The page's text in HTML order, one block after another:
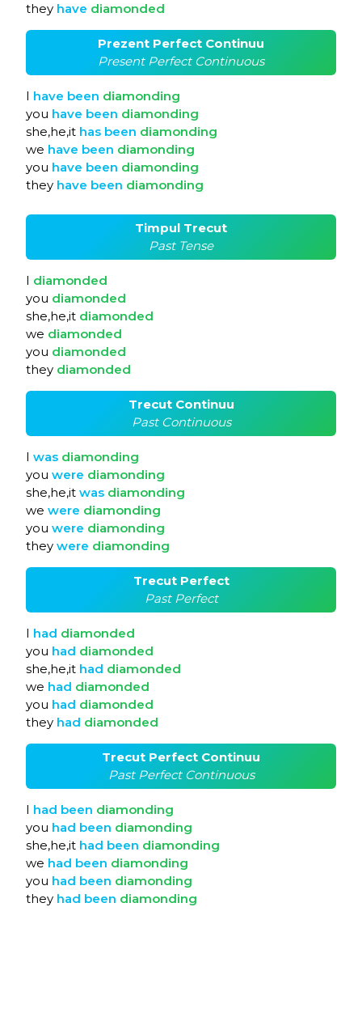
they have diamonded
Prezent Perfect Continuu
Present Perfect Continuous
I have been diamonding
you have been diamonding
she,he,it has been diamonding
we have been diamonding
you have been diamonding
they have been diamonding
Timpul Trecut
Past Tense
I diamonded
you diamonded
she,he,it diamonded
we diamonded
you diamonded
they diamonded
Trecut Continuu
Past Continuous
I was diamonding
you were diamonding
she,he,it was diamonding
we were diamonding
you were diamonding
they were diamonding
Trecut Perfect
Past Perfect
I had diamonded
you had diamonded
she,he,it had diamonded
we had diamonded
you had diamonded
they had diamonded
Trecut Perfect Continuu
Past Perfect Continuous
I had been diamonding
you had been diamonding
she,he,it had been diamonding
we had been diamonding
you had been diamonding
they had been diamonding